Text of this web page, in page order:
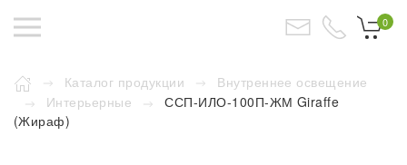
0
Каталог продукции
Внутреннее освещение
Интерьерные
ССП-ИЛО-100П-ЖМ Giraffe
(Жираф)